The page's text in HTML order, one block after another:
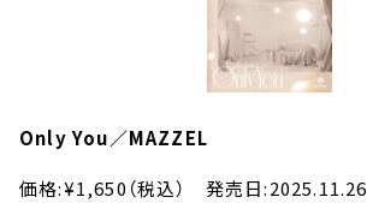
Only You／MAZZEL
価格:¥1,650（税込） 発売日:2025.11.26